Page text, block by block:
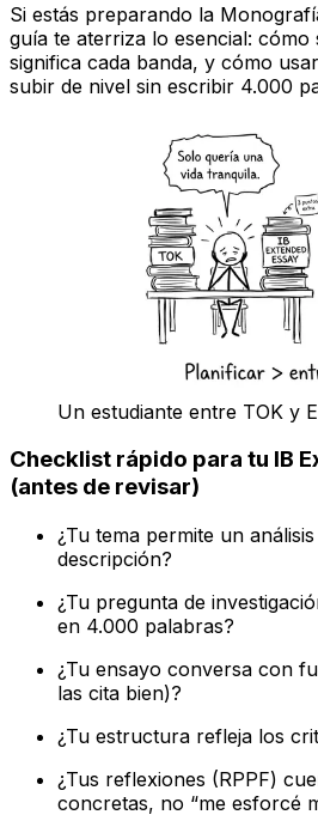
Si estás preparando la
guía te aterriza lo esencial: cómo
significa cada banda, y cómo
subir de nivel sin escribir 4.000
Un estudiante entre TOK y
Checklist rápido para tu IB
(antes de revisar)
¿Tu tema permite un
descripción?
¿Tu pregunta de
en 4.000 palabras?
¿Tu ensayo conversa con
las cita bien)?
¿Tu estructura refleja los
¿Tus reflexiones (RPPF)
concretas, no “me esforcé